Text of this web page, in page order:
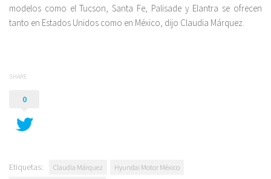
modelos como el Tucson, Santa Fe, Palisade y Elantra se ofrecen
tanto en Estados Unidos como en México, dijo Claudia Márquez.
SHARE
0
Etiquetas: Claudia Márquez
Hyundai Motor México